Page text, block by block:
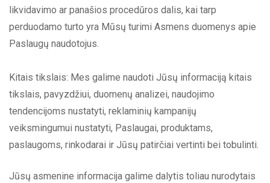
likvidavimo ar panašios procedūros dalis, kai tarp
perduodamo turto yra Mūsų turimi Asmens duomenys apie
Paslaugų naudotojus.
Kitais tikslais: Mes galime naudoti Jūsų informaciją kitais
tikslais, pavyzdžiui, duomenų analizei, naudojimo
tendencijoms nustatyti, reklaminių kampanijų
veiksmingumui nustatyti, Paslaugai, produktams,
paslaugoms, rinkodarai ir Jūsų patirčiai vertinti bei tobulinti.
Jūsų asmenine informacija galime dalytis toliau nurodytais